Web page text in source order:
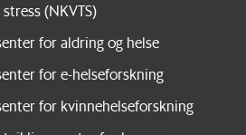
(NKVTS)
for aldring og helse
for e-helseforskning
for kvinnehelseforskning